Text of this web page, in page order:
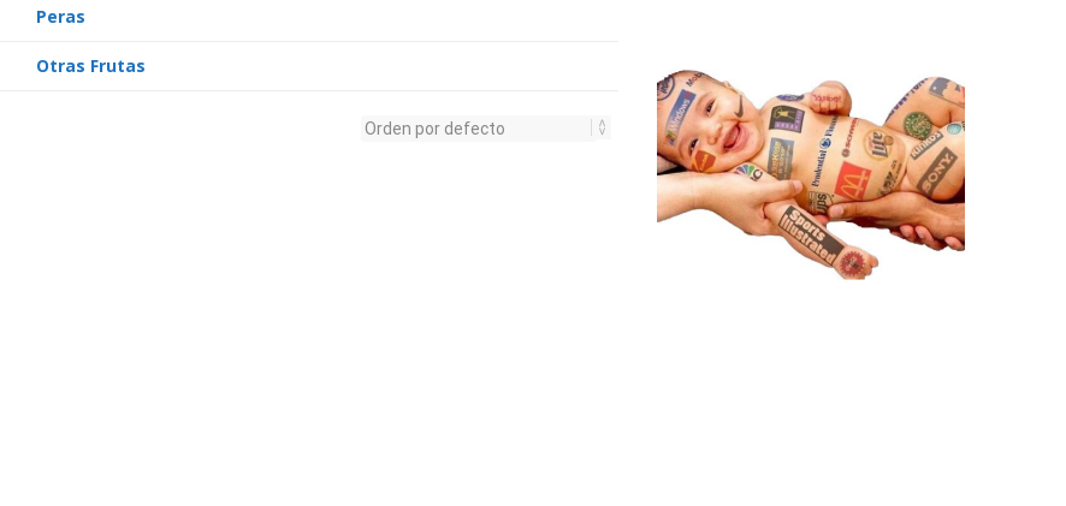
Peras
Otras Frutas